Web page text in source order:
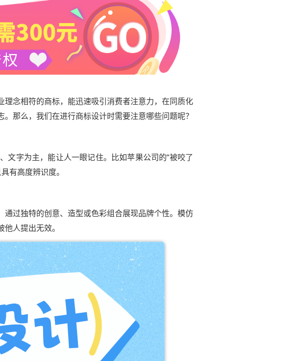
念相符的商标，能迅速吸引消费者注意力，在同质化
那么，我们在进行商标设计时需要注意哪些问题呢？
文字为主，能让人一眼记住。比如苹果公司的“被咬了
有高度辨识度。
过独特的创意、造型或色彩组合展现品牌个性。模仿
人提出无效。